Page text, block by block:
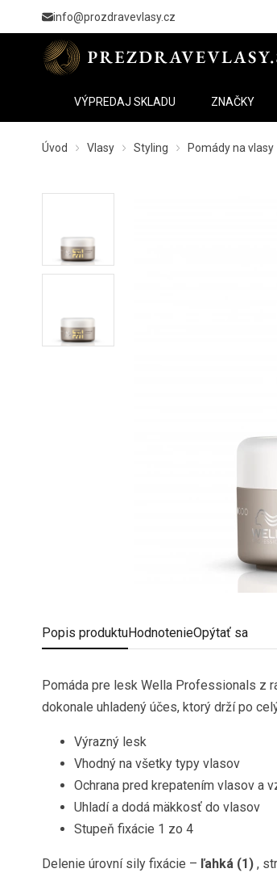
info@prozdravevlasy.cz
VÝPREDAJ SKLADU ZNAČKY
Úvod Vlasy Styling Pomády na vlasy
Popis produktuHodnotenieOpýtať sa
Pomáda pre lesk Wella Professionals z
dokonale uhladený účes, ktorý drží po
Výrazný lesk
Vhodný na všetky typy vlasov
Ochrana pred krepatením vlasov a
Uhladí a dodá mäkkosť do vlasov
Stupeň fixácie 1 zo 4
Delenie úrovní sily fixácie – ľahká (1) ,